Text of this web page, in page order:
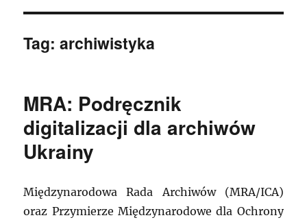
Tag:archiwistyka
MRA: Podręcznik
digitalizacji dla archiwów
Ukrainy
Międzynarodowa Rada Archiwów (MRA/ICA)
oraz Przymierze Międzynarodowe dla Ochrony